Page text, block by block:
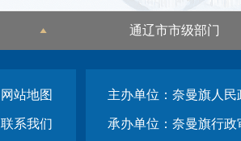
通辽市市级部门
网站地图
联系我们
主办单位：奈曼旗人民
承办单位：奈曼旗行